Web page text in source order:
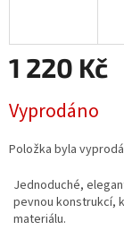
1 220 Kč
cena:
Vyprodáno
Položka byla
Jednoduché,
pevnou konstrukcí,
materiálu.